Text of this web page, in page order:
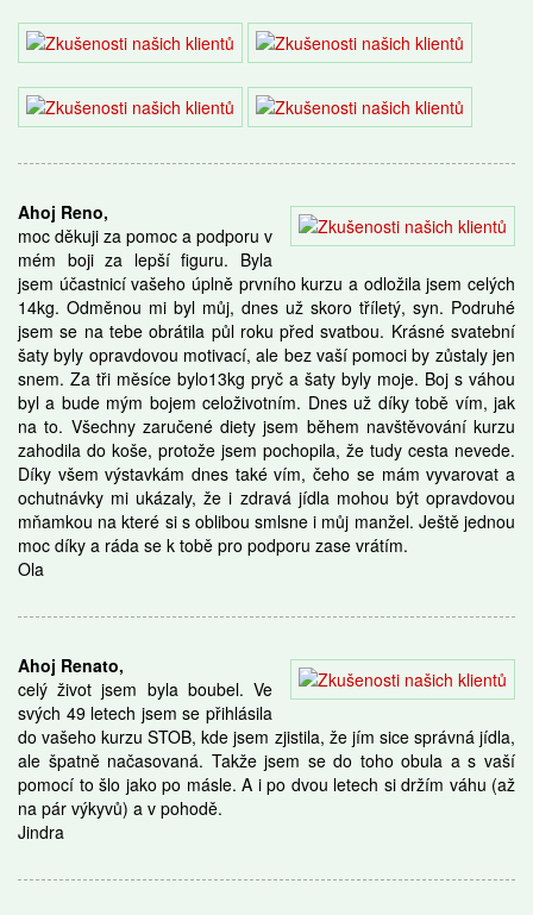
Ahoj Reno,
moc děkuji za pomoc a podporu v
mém boji za lepší figuru. Byla
jsem účastnicí vašeho úplně prvního kurzu a odložila jsem celých
14kg. Odměnou mi byl můj, dnes už skoro tříletý, syn. Podruhé
jsem se na tebe obrátila půl roku před svatbou. Krásné svatební
šaty byly opravdovou motivací, ale bez vaší pomoci by zůstaly jen
snem. Za tři měsíce bylo13kg pryč a šaty byly moje. Boj s váhou
byl a bude mým bojem celoživotním. Dnes už díky tobě vím, jak
na to. Všechny zaručené diety jsem během navštěvování kurzu
zahodila do koše, protože jsem pochopila, že tudy cesta nevede.
Díky všem výstavkám dnes také vím, čeho se mám vyvarovat a
ochutnávky mi ukázaly, že i zdravá jídla mohou být opravdovou
mňamkou na které si s oblibou smlsne i můj manžel. Ještě jednou
moc díky a ráda se k tobě pro podporu zase vrátím.
Ola
Ahoj Renato,
celý život jsem byla boubel. Ve
svých 49 letech jsem se přihlásila
do vašeho kurzu STOB, kde jsem zjistila, že jím sice správná jídla,
ale špatně načasovaná. Takže jsem se do toho obula a s vaší
pomocí to šlo jako po másle. A i po dvou letech si držím váhu (až
na pár výkyvů) a v pohodě.
Jindra